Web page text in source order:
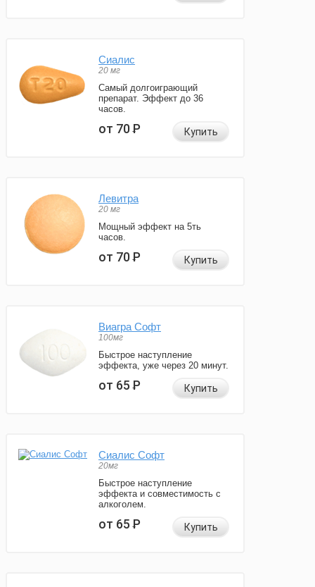
Сиалис
20 мг
Самый долгоиграющий
препарат. Эффект до 36
часов.
от 70Р Купить
Левитра
20 мг
Мощный эффект на 5ть
часов.
от 70Р Купить
Виагра Софт
100мг
Быстрое наступление
эффекта, уже через 20 минут.
от 65Р Купить
Сиалис Софт
20мг
Быстрое наступление
эффекта и совместимость с
алкоголем.
от 65Р Купить